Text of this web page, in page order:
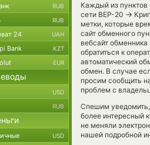
Каждый из пунктов
сети BEP-20 →
метки, которые
сайт обменного
вебсайт
обратиться к
автоматический
обмен. В случае
просим сообщить
проблем с
Спешим
более интересный
не меняли
нашей подробной
RUB
RUB
24 UAH
Bank KZT
EUR
USD
RUB
USD